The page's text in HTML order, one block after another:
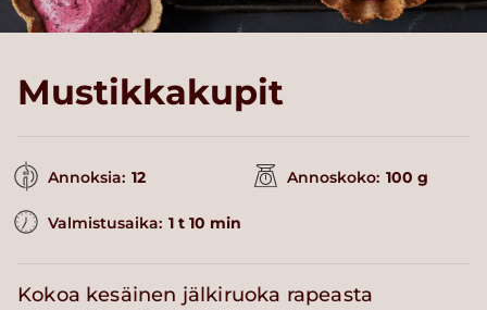
Mustikkakupit
Annoksia: 12 Annoskoko: 100 g
Valmistusaika: 1 t 10 min
Kokoa kesäinen jälkiruoka rapeasta